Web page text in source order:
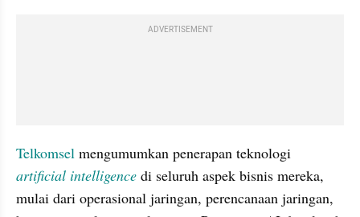
ADVERTISEMENT
Telkomsel
artificial intelligence di seluruh aspek bisnis mereka,
mulai dari operasional jaringan, perencanaan jaringan,